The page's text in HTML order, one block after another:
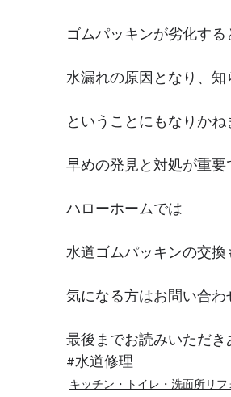
ゴムパッキンが劣化する
水漏れの原因となり、知
ということにもなりかね
早めの発見と対処が重要
ハローホームでは
水道ゴムパッキンの交換
気になる方はお問い合わ
最後までお読みいただき
#水道修理
キッチン・トイレ・洗面所リフ